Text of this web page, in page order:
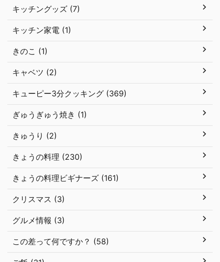
キッチングッズ (7)
キッチン家電 (1)
きのこ (1)
キャベツ (2)
キューピー3分クッキング (369)
ぎゅうぎゅう焼き (1)
きゅうり (2)
きょうの料理 (230)
きょうの料理ビギナーズ (161)
クリスマス (3)
グルメ情報 (3)
この差って何ですか？ (58)